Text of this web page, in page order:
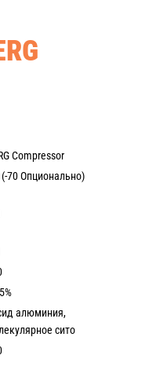
Compressor
(-70 Опционально)
алюминия,
сито